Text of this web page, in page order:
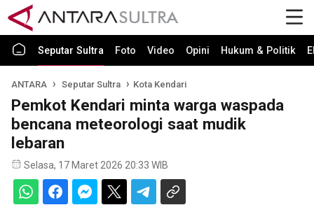
Seputar Sultra Foto Video Opini Hukum & Politik
ANTARA Seputar Sultra Kota Kendari
Pemkot Kendari minta warga waspada
bencana meteorologi saat mudik
lebaran
Selasa, 17 Maret 2026 20:33 WIB